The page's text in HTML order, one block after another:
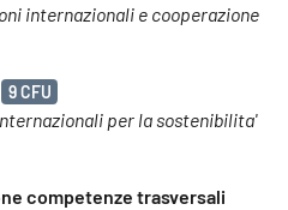
internazionali e cooperazione
9 CFU
per la sostenibilita'
competenze trasversali